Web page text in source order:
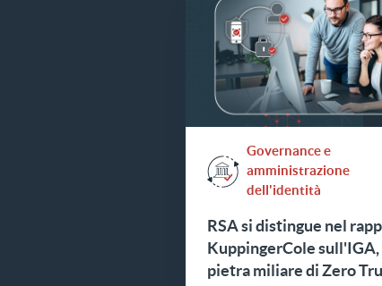
Governance e
amministrazione
dell'identità
RSA si distingue nel
KuppingerCole sull'IGA,
pietra miliare di Zero